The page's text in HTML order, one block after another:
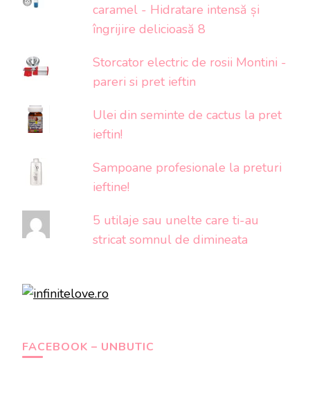
caramel - Hidratare intensă și
îngrijire delicioasă 8
Storcator electric de rosii Montini -
pareri si pret ieftin
Ulei din seminte de cactus la pret
ieftin!
Sampoane profesionale la preturi
ieftine!
5 utilaje sau unelte care ti-au
stricat somnul de dimineata
FACEBOOK – UNBUTIC